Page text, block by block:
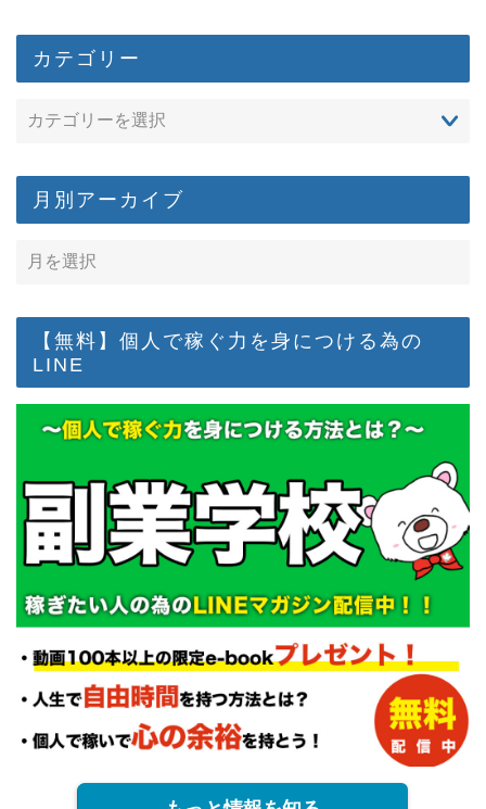
カテゴリー
月別アーカイブ
【無料】個人で稼ぐ力を身につける為の
LINE